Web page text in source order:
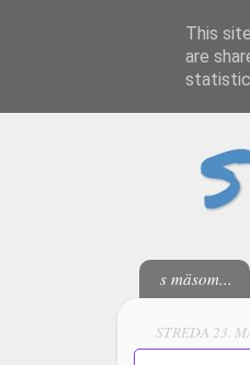
s mäsom...
STREDA 23.
This
are